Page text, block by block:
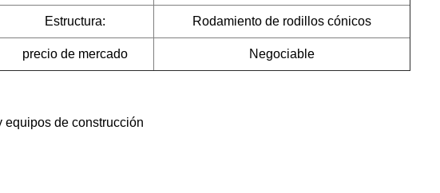
Estructura: Rodamiento de rodillos cónicos
precio de mercado Negociable
equipos de construcción